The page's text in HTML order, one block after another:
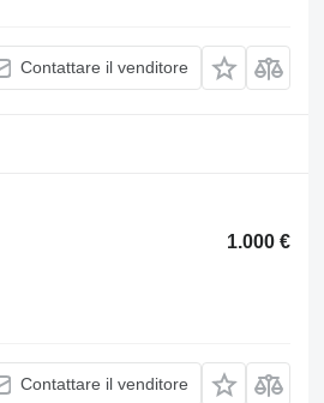
Contattare il venditore
1.000 €
Contattare il venditore